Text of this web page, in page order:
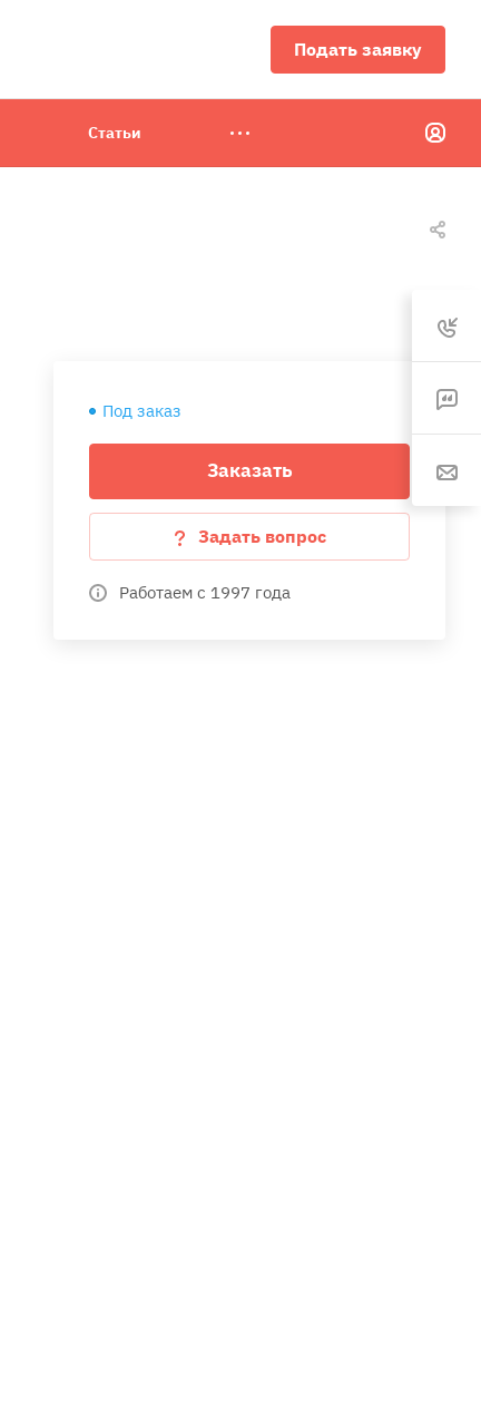
Подать заявку
Статьи
Под заказ
Заказать
Задать вопрос
Работаем с 1997 года